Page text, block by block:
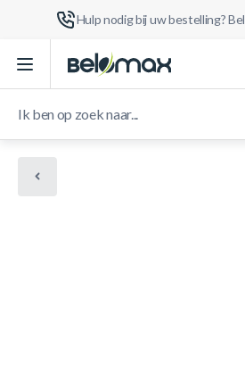
Hulp nodig bij uw bestelling? Bel
Ga naar de inhoud